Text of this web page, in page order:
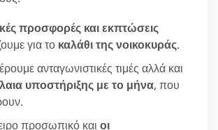
προσφορές και εκπτώσεις
για το καλάθι της νοικοκυράς.
ανταγωνιστικές τιμές αλλά και
υποστήριξης με το μήνα, που
προσωπικό και οι